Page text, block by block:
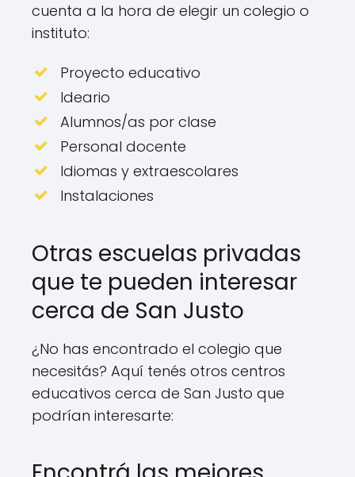
cuenta a la hora de elegir un colegio o
instituto:
Proyecto educativo
Ideario
Alumnos/as por clase
Personal docente
Idiomas y extraescolares
Instalaciones
Otras escuelas privadas
que te pueden interesar
cerca de San Justo
¿No has encontrado el colegio que
necesitás? Aquí tenés otros centros
educativos cerca de San Justo que
podrían interesarte: